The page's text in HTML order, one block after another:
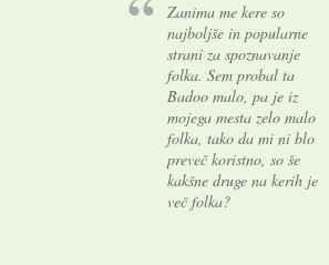
Zanima me kere so
najboljše in popularne
strani za spoznavanje
folka. Sem probal ta
Badoo malo, pa je iz
mojega mesta zelo malo
folka, tako da mi ni blo
preveč koristno, so še
kakšne druge na kerih je
več folka?